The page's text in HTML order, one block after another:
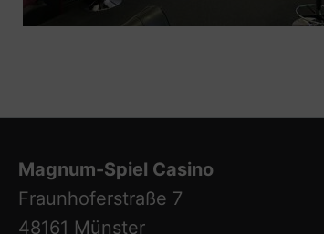
Magnum-Spiel Casino
Fraunhoferstraße 7
48161 Münster